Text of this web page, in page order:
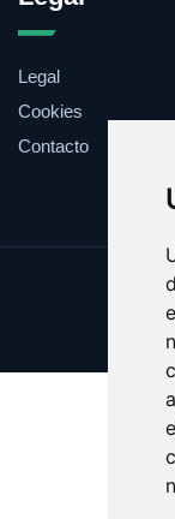
Legal
Cookies
Contacto